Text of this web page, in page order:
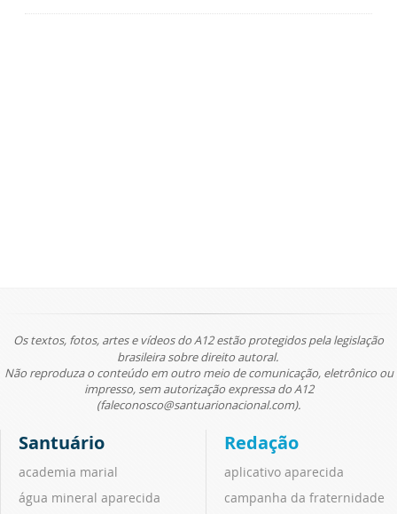
Os textos, fotos, artes e vídeos do A12 estão protegidos pela legislação
brasileira sobre direito autoral.
Não reproduza o conteúdo em outro meio de comunicação, eletrônico ou
impresso, sem autorização expressa do A12
(faleconosco@santuarionacional.com).
Santuário
academia marial
água mineral aparecida
Redação
aplicativo aparecida
campanha da fraternidade